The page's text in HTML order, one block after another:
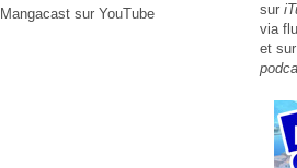
Mangacast sur YouTube
sur
via
et